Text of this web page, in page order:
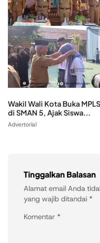
Wakil Wali Kota Buka MPLS
di SMAN 5, Ajak Siswa...
Advertorial
Tinggalkan Balasan
Alamat email Anda
yang wajib ditandai *
Komentar *